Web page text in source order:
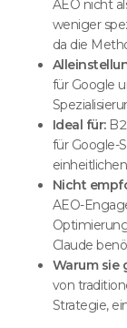
AEO nicht
weniger
da die
für Google
Ideal für:
für Google-
Nicht
AEO-
Claude
Warum sie
von
Strategie,